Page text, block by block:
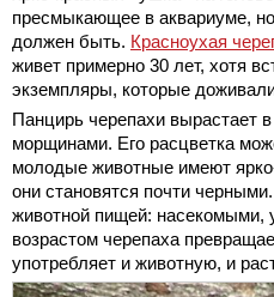
пресмыкающее в аквариуме,
должен быть. Красноухая
живет примерно 30 лет, хотя
экземпляры, которые
Панцирь черепахи вырастает
морщинами. Его расцветка
молодые животные имеют
они становятся почти
животной пищей: насекомыми,
возрастом черепаха
употребляет и животную, и